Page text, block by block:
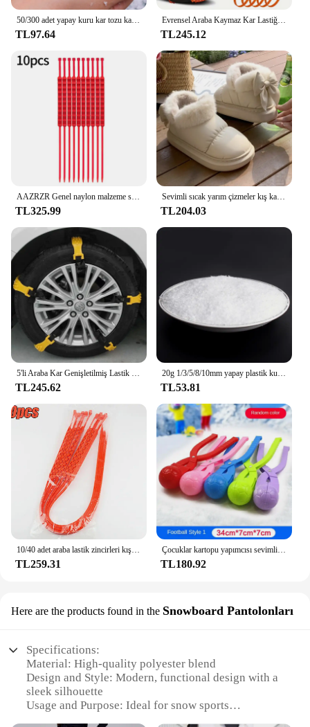
50/300 adet yapay kuru kar tozu kabarık sahte kar taneleri polen DIY noel kış sahne kaynağı noel ağaç dekor
TL97.64
Evrensel Araba Kaymaz Kar Lastiği Zincirleri, Lastikleri Zarar Vermez, Sedan, SUV, Van, Kamyon için, Kış Karlı Yoluna Uygun
TL245.12
AAZRZR Genel naylon malzeme süper kavrama kar lastiği zinciri, lastik zinciri, SUVtire zinciri, kamyon kar zinciri
TL325.99
Sevimli sıcak yarım çizmeler kış kadın yay sıcaklık peluş yay pamuklu ayakkabılar 2024 yeni su geçirmez aşağı kumaş kısa varil kar botları
TL204.03
5'li Araba Kar Genişletilmiş Lastik Kaymaz Zincir Evrensel Tip Sığır Tendonu Kalınlaşmış
TL245.62
20g 1/3/5/8/10mm yapay plastik kuru kar tozu Xmas hediye ev partisi DIY sahne kaynağı noel dekorasyon X0105
TL53.81
10/40 adet araba lastik zincirleri kış kar anti-patinaj lastik kablo bağları oto açık kar lastiği lastik Anti patinaj zinciri acil aksesuarları
TL259.31
Çocuklar kartopu yapımcısı sevimli kartopu yapımcısı aracı kış açık top şekilli kar topu yapımcısı çocuklar ve yetişkinler için kar topu savaşır
TL180.92
Here are the products found in the Snowboard Pantolonları
Specifications:
Material: High-quality polyester blend
Design and Style: Modern, functional design with a
sleek silhouette
Usage and Purpose: Ideal for snow sports